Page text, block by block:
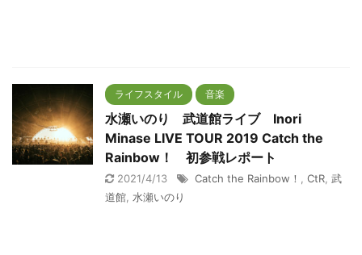
ライフスタイル 音楽
水瀬いのり 武道館ライブ Inori
Minase LIVE TOUR 2019 Catch the
Rainbow！ 初参戦レポート
2021/4/13 Catch the Rainbow！ CtR 武
道館 水瀬いのり